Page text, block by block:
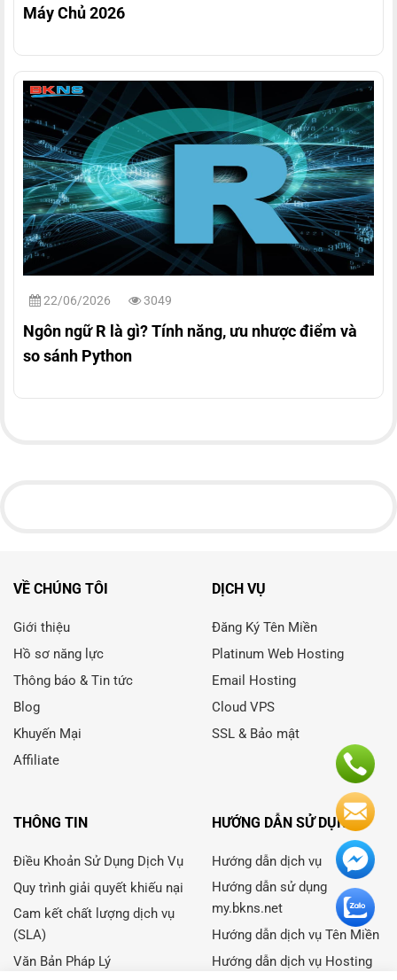
Máy Chủ 2026
22/06/2026 3049
Ngôn ngữ R là gì? Tính năng, ưu nhược điểm và
so sánh Python
VỀ CHÚNG TÔI
Giới thiệu
Hồ sơ năng lực
Thông báo & Tin tức
Blog
Khuyến Mại
Affiliate
DỊCH VỤ
Đăng Ký Tên Miền
Platinum Web Hosting
Email Hosting
Cloud VPS
SSL & Bảo mật
THÔNG TIN
Điều Khoản Sử Dụng Dịch Vụ
Quy trình giải quyết khiếu nại
Cam kết chất lượng dịch vụ
(SLA)
Văn Bản Pháp Lý
HƯỚNG DẪN SỬ DỤNG
Hướng dẫn dịch vụ
Hướng dẫn sử dụng
my.bkns.net
Hướng dẫn dịch vụ Tên Miền
Hướng dẫn dịch vụ Hosting